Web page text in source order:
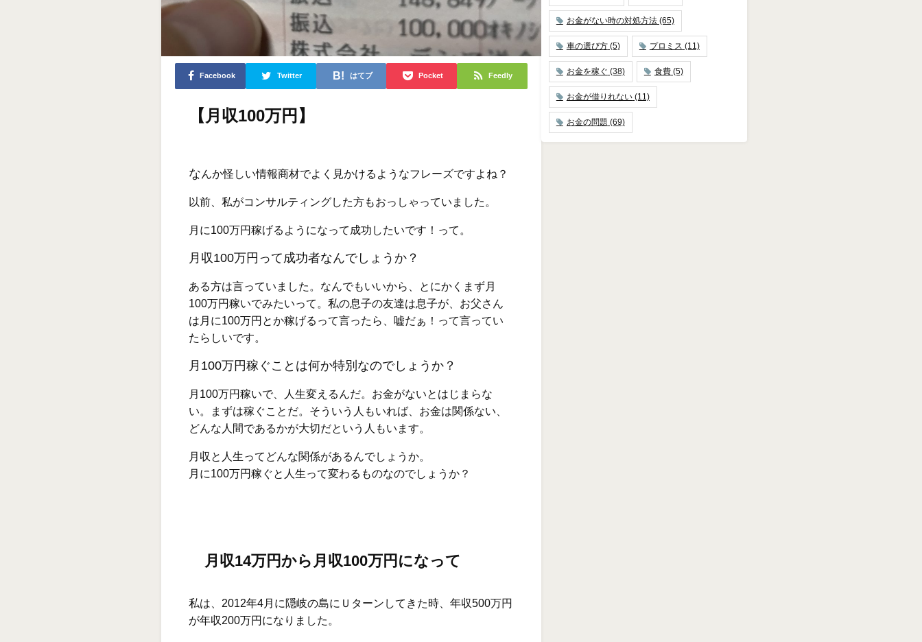
Facebook Twitter はてブ Pocket Feedly
【月収100万円】
なんか怪しい情報商材でよく見かけるようなフレーズですよね？
以前、私がコンサルティングした方もおっしゃっていました。
月に100万円稼げるようになって成功したいです！って。
月収100万円って成功者なんでしょうか？
ある方は言っていました。なんでもいいから、とにかくまず月
100万円稼いでみたいって。私の息子の友達は息子が、お父さん
は月に100万円とか稼げるって言ったら、嘘だぁ！って言ってい
たらしいです。
月100万円稼ぐことは何か特別なのでしょうか？
月100万円稼いで、人生変えるんだ。お金がないとはじまらな
い。まずは稼ぐことだ。そういう人もいれば、お金は関係ない、
どんな人間であるかが大切だという人もいます。
月収と人生ってどんな関係があるんでしょうか。
月に100万円稼ぐと人生って変わるものなのでしょうか？
月収14万円から月収100万円になって
私は、2012年4月に隠岐の島にＵターンしてきた時、年収500万円
が年収200万円になりました。
お金がない時の対処方法(65)
車の選び方(5) プロミス (11)
お金を稼ぐ (38) 食費(5)
お金が借りれない(11)
お金の問題 (69)